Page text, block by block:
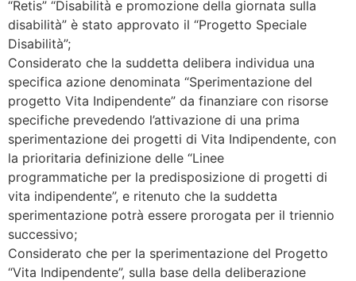
“Retis” “Disabilità e promozione della giornata sulla
disabilità” è stato approvato il “Progetto Speciale
Disabilità”;
Considerato che la suddetta delibera individua una
specifica azione denominata “Sperimentazione del
progetto Vita Indipendente” da finanziare con risorse
specifiche prevedendo l’attivazione di una prima
sperimentazione dei progetti di Vita Indipendente, con
la prioritaria definizione delle “Linee
programmatiche per la predisposizione di progetti di
vita indipendente”, e ritenuto che la suddetta
sperimentazione potrà essere prorogata per il triennio
successivo;
Considerato che per la sperimentazione del Progetto
“Vita Indipendente”, sulla base della deliberazione